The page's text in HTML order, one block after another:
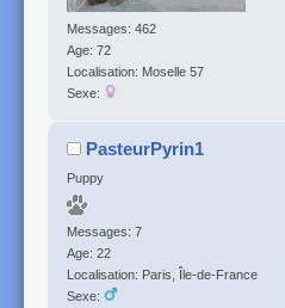
Messages: 462
Age: 72
Localisation: Moselle 57
Sexe:
PasteurPyrin1
Puppy
Messages: 7
Age: 22
Localisation: Paris, Île-de-France
Sexe: